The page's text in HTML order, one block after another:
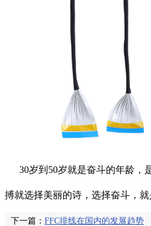
30岁到50岁就是奋斗的年龄，
搏就选择美丽的诗， 选择奋斗，就
下一篇： FFC排线在国内的发展趋势